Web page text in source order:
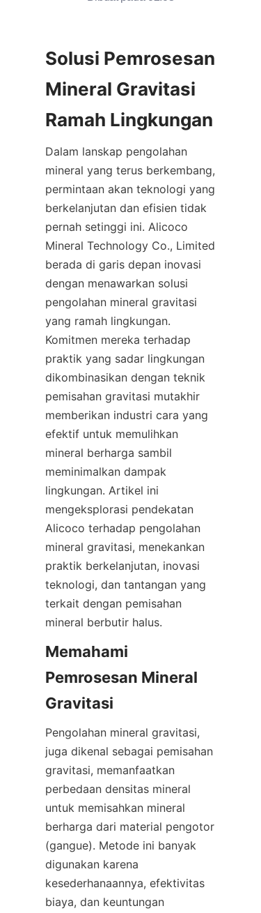
Solusi Pemrosesan
Mineral Gravitasi
Dalam lanskap pengolahan
mineral yang terus berkembang,
permintaan akan teknologi yang
berkelanjutan dan efisien tidak
pernah setinggi ini. Alicoco
Mineral Technology Co., Limited
berada di garis depan inovasi
dengan menawarkan solusi
pengolahan mineral gravitasi
yang ramah lingkungan.
Komitmen mereka terhadap
praktik yang sadar lingkungan
dikombinasikan dengan teknik
pemisahan gravitasi mutakhir
memberikan industri cara yang
efektif untuk memulihkan
mineral berharga sambil
meminimalkan dampak
lingkungan. Artikel ini
mengeksplorasi pendekatan
Alicoco terhadap pengolahan
mineral gravitasi, menekankan
praktik berkelanjutan, inovasi
teknologi, dan tantangan yang
terkait dengan pemisahan
mineral berbutir halus.
Memahami
Pemrosesan Mineral
Pengolahan mineral gravitasi,
juga dikenal sebagai pemisahan
gravitasi, memanfaatkan
perbedaan densitas mineral
untuk memisahkan mineral
berharga dari material pengotor
(gangue). Metode ini banyak
digunakan karena
kesederhanaannya, efektivitas
biaya, dan keuntungan